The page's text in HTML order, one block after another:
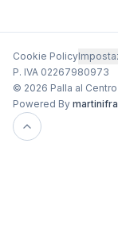
Cookie Policy
P. IVA 02267980973
© 2026 Palla al
Powered By